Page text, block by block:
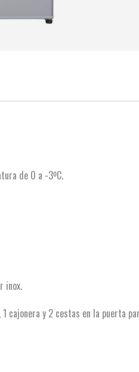
de 0 a -3ºC.
inox.
cajonera y 2 cestas en la puerta